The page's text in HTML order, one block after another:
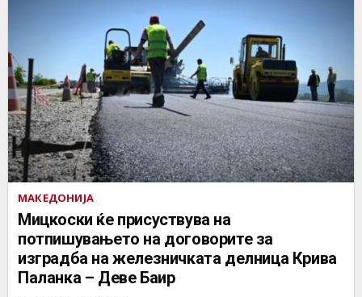
МАКЕДОНИЈА
Мицкоски ќе присуствува на
потпишувањето на договорите за
изградба на железничката делница Крива
Паланка – Деве Баир